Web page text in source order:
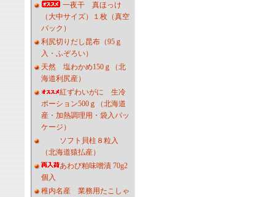
一夜干 真ほっけ
（大中サイズ）１枚（真空
パック）
利尻切りだし昆布（95ｇ
入・ふぞろい）
天然 塩わかめ150ｇ（北
海道利尻産）
紅ずわいがに 生冷
ポーション500ｇ（北海道
産・加熱調理用・袋入パッ
ケージ）
ソフト貝柱８粒入
（北海道猿払産）
あわび粕味噌漬 70g2
個入
稚内名産 業務用たこしゃ